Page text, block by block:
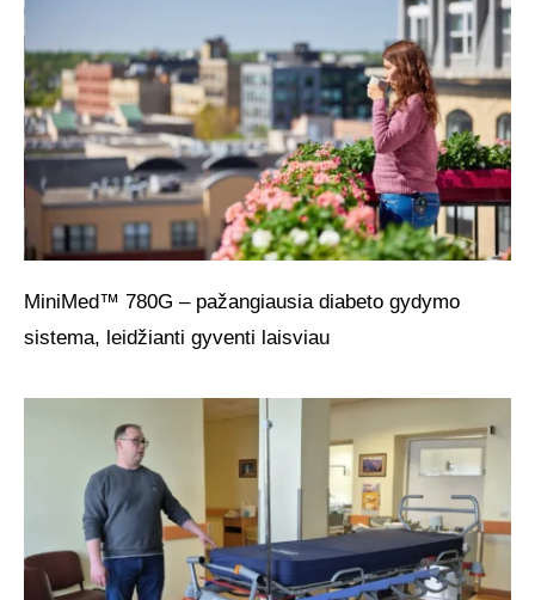
MiniMed™ 780G – pažangiausia diabeto gydymo
sistema, leidžianti gyventi laisviau